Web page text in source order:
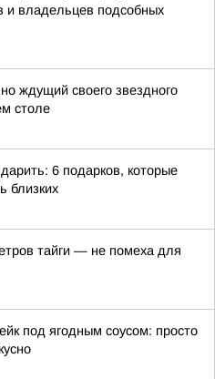
и владельцев подсобных
ждущий своего звездного
столе
6 подарков, которые
близких
тайги — не помеха для
под ягодным соусом: просто